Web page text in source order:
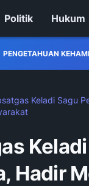
Politik Hukum
PENGETAHUAN
Keladi Sagu
Hadir